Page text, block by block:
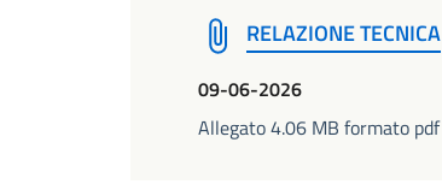
RELAZIONE TECNICA
09-06-2026
Allegato 4.06 MB formato pdf